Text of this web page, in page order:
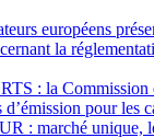
européens
la
: la Commission
pour les
: marché unique,